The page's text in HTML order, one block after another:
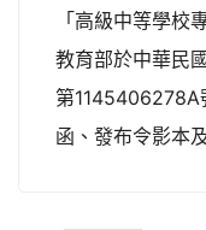
「高級中等學校
教育部於中華民
第1145406278A
函、發布令影本